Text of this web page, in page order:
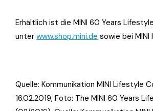
Erhältlich ist die MINI 60 Years
unter www.shop.mini.de sowie bei MINI
Quelle: Kommunikation MINI Lifestyle
16.02.2019, Foto: The MINI 60 Years